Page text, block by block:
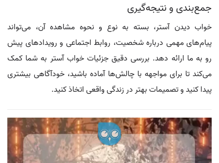
جمع‌بندی و نتیجه‌گیری
خواب دیدن آستر، بسته به نوع و نحوه مشاهده آن، می‌تواند
پیام‌های مهمی درباره شخصیت، روابط اجتماعی و رویدادهای پیش
رو به ما ارائه دهد. بررسی دقیق جزئیات خواب آستر به شما کمک
می‌کند تا برای مواجهه با چالش‌ها آماده باشید، خودآگاهی بیشتری
پیدا کنید و تصمیمات بهتر در زندگی واقعی اتخاذ کنید.